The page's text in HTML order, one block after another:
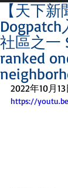
【天下
Dogpatch
社區之一
ranked
2022年10月
https://